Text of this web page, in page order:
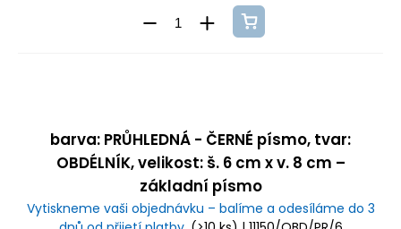
barva: PRŮHLEDNÁ - ČERNÉ písmo, tvar:
OBDÉLNÍK, velikost: š. 6 cm x v. 8 cm –
základní písmo
Vytiskneme vaši objednávku – balíme a odesíláme do 3